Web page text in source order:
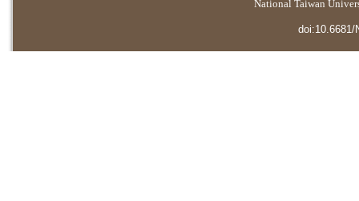
National Taiwan
doi:10.6681/